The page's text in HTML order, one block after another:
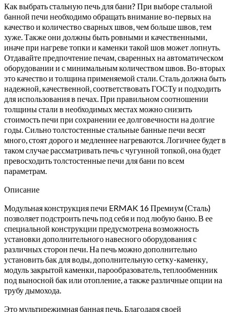
Как выбрать стальную печь для бани? При выборе стальной
банной печи необходимо обращать внимание во-первых на
качество и количество сварных швов, чем больше швов, тем
хуже. Также они должны быть ровными и качественными,
иначе при нагреве топки и каменки такой шов может лопнуть.
Отдавайте предпочтение печам, сваренных на автоматическом
оборудовании и с минимальным количеством швов. Во-вторых
это качество и толщина применяемой стали. Сталь должна быть
надежной, качественной, соответствовать ГОСТу и подходить
для использования в печах. При правильном соотношении
толщины стали в необходимых местах можно снизить
стоимость печи при сохранении ее долговечности на долгие
годы. Сильно толстостенные стальные банные печи весят
много, стоят дорого и медленнее нагреваются. Логичнее будет в
таком случае рассматривать печь с чугунной топкой, она будет
превосходить толстостенные печи для бани по всем
параметрам.
Описание
Модульная конструкция печи ERMAK 16 Премиум (Сталь)
позволяет подстроить печь под себя и под любую баню. В ее
специальной конструкции предусмотрена возможность
установки дополнительного навесного оборудования с
различных сторон печи. На печь можно дополнительно
установить бак для воды, дополнительную сетку-каменку,
модуль закрытой каменки, парообразователь, теплообменник
под выносной бак или отопление, а также различные опции на
трубу дымохода.
Это мультирежимная банная печь. Благодаря своей